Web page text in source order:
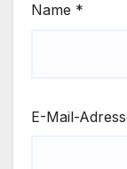
Name *
E-Mail-